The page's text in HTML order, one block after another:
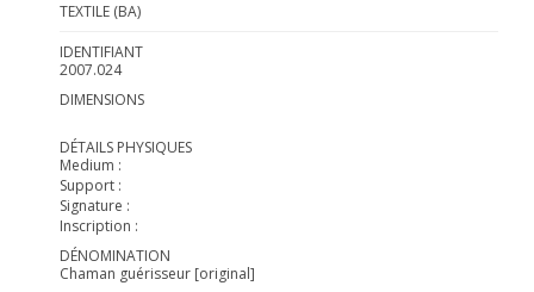
TEXTILE (BA)
IDENTIFIANT
2007.024
DIMENSIONS
DÉTAILS PHYSIQUES
Medium :
Support :
Signature :
Inscription :
DÉNOMINATION
Chaman guérisseur [original]